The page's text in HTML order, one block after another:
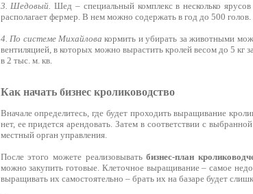
3. Шедовый. Шед – специальный комплекс в несколько
располагает фермер. В нем можно содержать в год до 500 голов.
4. По системе Михайлова кормить и убирать за животными
вентиляцией, в которых можно вырастить кролей весом до 5 кг
в 2 тыс. м. кв.
Как начать бизнес кролиководство
Вначале определитесь, где будет проходить выращивание
нет, ее придется арендовать. Затем в соответствии с
местный орган управления.
После этого можете реализовыватьбизнес-план
можно закупить готовые. Клеточное выращивание – самое
выращивать их самостоятельно – брать их на базаре будет